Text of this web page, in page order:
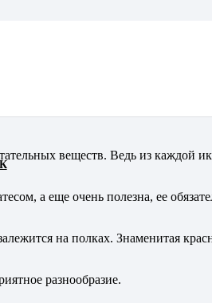
веществ. Ведь из каждой
а еще очень полезна, ее
на полках. Знаменитая
разнообразие.